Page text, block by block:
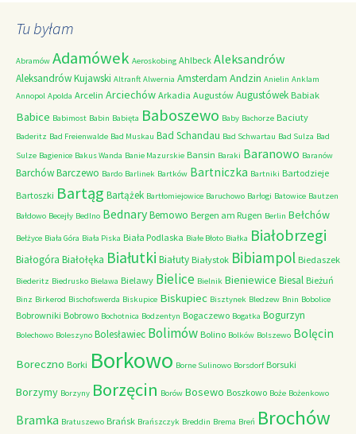
Tu byłam
Abramów Adamówek Aeroskobing Ahlbeck Aleksandrów
Aleksandrów Kujawski Altranft Alwernia Amsterdam Andzin Anielin Anklam
Annopol Apolda Arcelin Arciechów Arkadia Augustów Augustówek Babiak
Babice Babimost Babin Babięta Baboszewo Baby Bachorze Baciuty
Baderitz Bad Freienwalde Bad Muskau Bad Schandau Bad Schwartau Bad Sulza Bad
Sulze Bagienice Bakus Wanda Banie Mazurskie Bansin Baraki Baranowo Baranów
BarchówBarczewo Bardo Barlinek Bartków Bartniczka Bartniki Bartodzieje
Bartoszki Bartąg Bartążek Bartłomiejowice Baruchowo Barłogi Batowice Bautzen
Bałdowo Becejły Bedlno BednaryBemowo Bergen am Rugen Berlin Bełchów
Bełżyce Biała Góra Biała Piska Biała Podlaska Białe Błoto Białka Białobrzegi
Białogóra Białołęka Białutki Białuty Białystok Bibiampol Biedaszek
Biederitz Biedrusko Bielawa Bielawy Bielice Bielnik Bieniewice Biesal Bieżuń
Binz Birkerod Bischofswerda Biskupice Biskupiec Bisztynek Bledzew Bnin Bobolice
Bobrowniki Bobrowo Bochotnica Bodzentyn Bogaczewo Bogatka Bogurzyn
Bolechowo Boleszyno Bolesławiec Bolimów Bolino Bolków Bolszewo Bolęcin
Boreczno Borki Borkowo Borne Sulinowo Borsdorf Borsuki
Borzymy Borzyny Borzęcin Borów Bosewo Boszkowo Boże Bożenkowo
Bramka Bratuszewo Brańsk Brańszczyk Breddin Brema Breń Brochów